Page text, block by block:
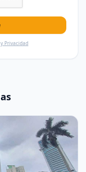
Privacidad